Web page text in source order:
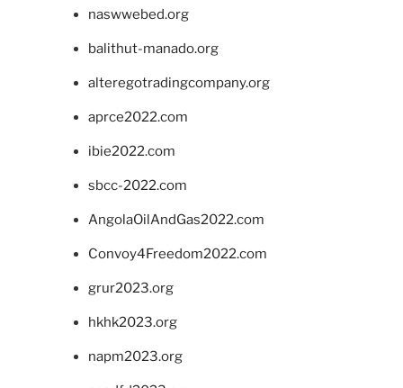
naswwebed.org
balithut-manado.org
alteregotradingcompany.org
aprce2022.com
ibie2022.com
sbcc-2022.com
AngolaOilAndGas2022.com
Convoy4Freedom2022.com
grur2023.org
hkhk2023.org
napm2023.org